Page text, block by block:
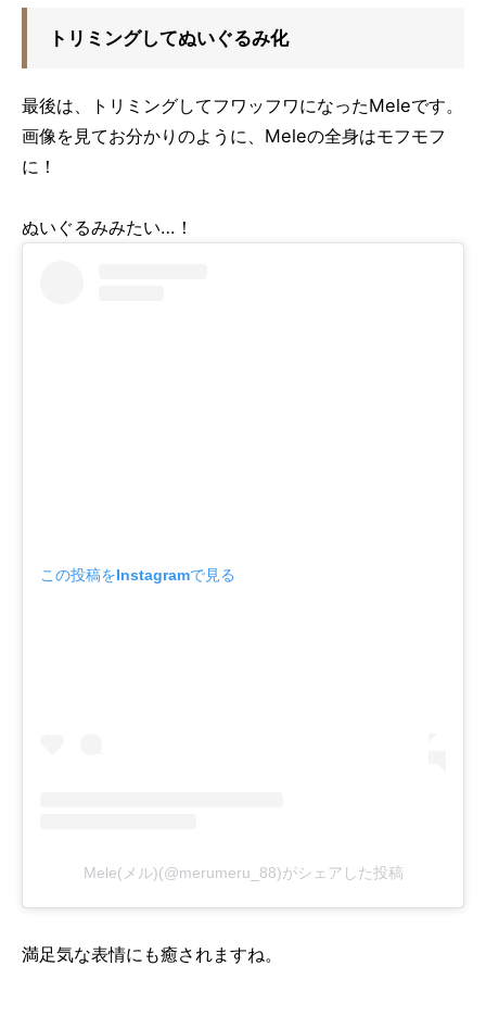
トリミングしてぬいぐるみ化
最後は、トリミングしてフワッフワになったMeleです。
画像を見てお分かりのように、Meleの全身はモフモフ
に！
ぬいぐるみみたい…！
この投稿をInstagramで見る
Mele(メル)(@merumeru_88)がシェアした投稿
満足気な表情にも癒されますね。